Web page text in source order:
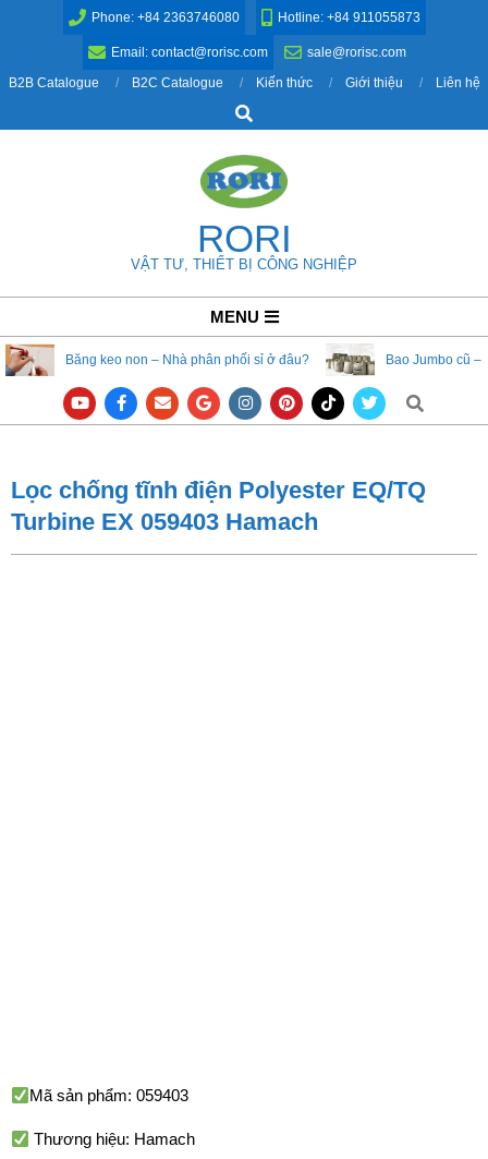
Phone: +84 2363746080 Hotline: +84 911055873
Email: contact@rorisc.com
sale@rorisc.com
B2B Catalogue
B2C Catalogue Kiến thức Giới thiệu
Liên hệ
Search
RORI
VẬT TƯ, THIẾT BỊ CÔNG NGHIỆP
Navigation
Menu
MENU
Băng keo non – Nhà phân phối sỉ ở đâu? Bao Jumbo cũ –
Search
Lọc chống tĩnh điện Polyester EQ/TQ
Turbine EX 059403 Hamach
Mã sản phẩm: 059403
Thương hiệu: Hamach